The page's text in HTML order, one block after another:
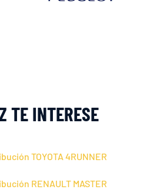
TE INTERESE
TOYOTA 4RUNNER
RENAULT MASTER